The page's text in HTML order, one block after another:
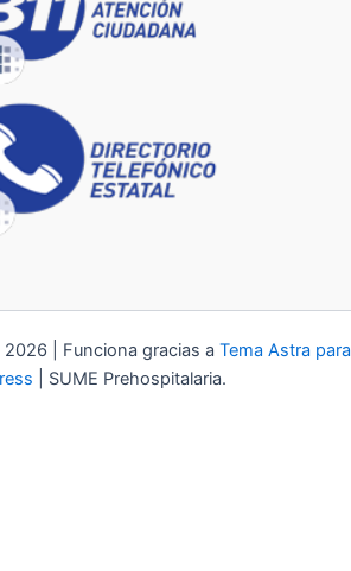
| Funciona gracias a Tema Astra para
| SUME Prehospitalaria.